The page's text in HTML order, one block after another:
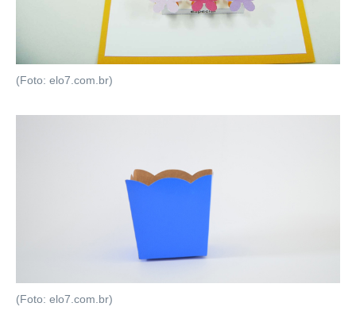
(Foto: elo7.com.br)
(Foto: elo7.com.br)